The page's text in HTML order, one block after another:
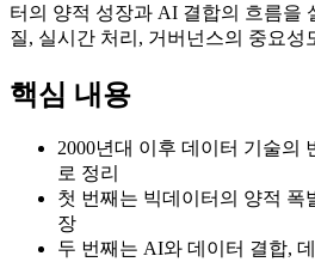
터의 양적 성장과 AI 결합의 흐름을
질, 실시간 처리, 거버넌스의 중요성
핵심 내용
2000년대 이후 데이터 기술의
로 정리
첫 번째는 빅데이터의 양적 폭
장
두 번째는 AI와 데이터 결합,